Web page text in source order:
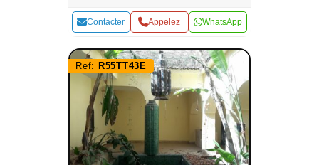
Contacter Appelez WhatsApp
Ref: R55TT43E